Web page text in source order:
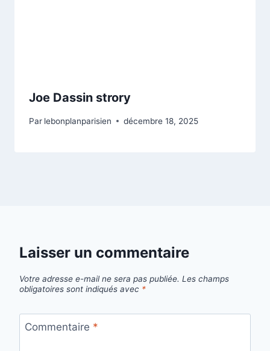
Joe Dassin strory
Par lebonplanparisien décembre 18, 2025
Laisser un commentaire
Votre adresse e-mail ne sera pas publiée. Les champs
obligatoires sont indiqués avec *
Commentaire *